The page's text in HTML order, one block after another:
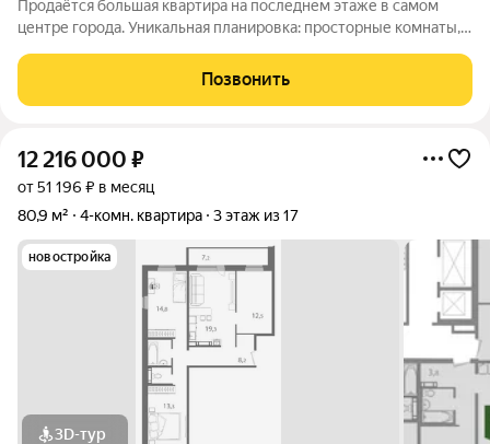
Продаётся большая квартира на последнем этаже в самом
центре города. Уникальная планировка: просторные комнаты,
кухонной зоне, раздельный санузел с ванной, выполнен
качественный ремонт. Рядом
Позвонить
12 216 000 ₽
от 51 196 ₽ в месяц
80,9 м²
4-комн. квартира 3 этаж из 17
новостройка
3D-тур